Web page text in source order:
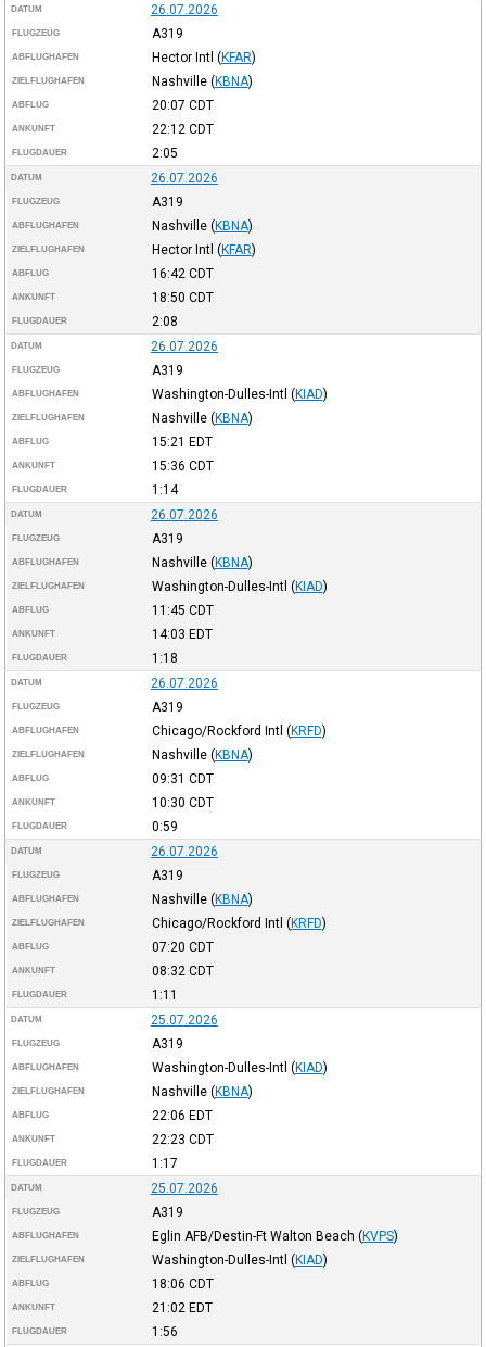
DATUM 26.07.2026
FLUGZEUG A319
ABFLUGHAFEN Hector Intl (KFAR)
ZIELFLUGHAFEN Nashville (KBNA)
ABFLUG 20:07 CDT
ANKUNFT 22:12 CDT
FLUGDAUER 2:05
DATUM 26.07.2026
FLUGZEUG A319
ABFLUGHAFEN Nashville (KBNA)
ZIELFLUGHAFEN Hector Intl (KFAR)
ABFLUG 16:42 CDT
ANKUNFT 18:50 CDT
FLUGDAUER 2:08
DATUM 26.07.2026
FLUGZEUG A319
ABFLUGHAFEN Washington-Dulles-Intl (KIAD)
ZIELFLUGHAFEN Nashville (KBNA)
ABFLUG 15:21 EDT
ANKUNFT 15:36 CDT
FLUGDAUER 1:14
DATUM 26.07.2026
FLUGZEUG A319
ABFLUGHAFEN Nashville (KBNA)
ZIELFLUGHAFEN Washington-Dulles-Intl (KIAD)
ABFLUG 11:45 CDT
ANKUNFT 14:03 EDT
FLUGDAUER 1:18
DATUM 26.07.2026
FLUGZEUG A319
ABFLUGHAFEN Chicago/Rockford Intl (KRFD)
ZIELFLUGHAFEN Nashville (KBNA)
ABFLUG 09:31 CDT
ANKUNFT 10:30 CDT
FLUGDAUER 0:59
DATUM 26.07.2026
FLUGZEUG A319
ABFLUGHAFEN Nashville (KBNA)
ZIELFLUGHAFEN Chicago/Rockford Intl (KRFD)
ABFLUG 07:20 CDT
ANKUNFT 08:32 CDT
FLUGDAUER 1:11
DATUM 25.07.2026
FLUGZEUG A319
ABFLUGHAFEN Washington-Dulles-Intl (KIAD)
ZIELFLUGHAFEN Nashville (KBNA)
ABFLUG 22:06 EDT
ANKUNFT 22:23 CDT
FLUGDAUER 1:17
DATUM 25.07.2026
FLUGZEUG A319
ABFLUGHAFEN Eglin AFB/Destin-Ft Walton Beach (KVPS)
ZIELFLUGHAFEN Washington-Dulles-Intl (KIAD)
ABFLUG 18:06 CDT
ANKUNFT 21:02 EDT
FLUGDAUER 1:56